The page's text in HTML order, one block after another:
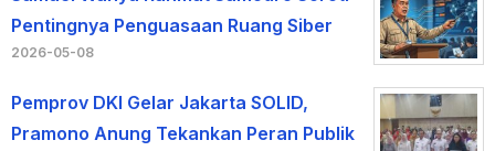
Pentingnya Penguasaan Ruang Siber
2026-05-08
Pemprov DKI Gelar Jakarta SOLID,
Pramono Anung Tekankan Peran Publik